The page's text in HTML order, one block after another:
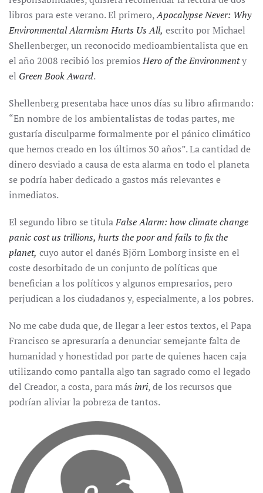
libros para este verano. El primero,Apocalypse Never: Why
Environmental Alarmism Hurts Us All, escrito por Michael
Shellenberger, un reconocido medioambientalista que en
el año 2008 recibió los premiosHero of the Environmenty
el Green Book Award.
Shellenberg presentaba hace unos días su libro afirmando:
“En nombre de los ambientalistas de todas partes, me
gustaría disculparme formalmente por el pánico climático
que hemos creado en los últimos 30 años”. La cantidad de
dinero desviado a causa de esta alarma en todo el planeta
se podría haber dedicado a gastos más relevantes e
inmediatos.
El segundo libro se titulaFalse Alarm: how climate change
panic cost us trillions, hurts the poor and fails to fix the
planet, cuyo autor el danés Björn Lomborg insiste en el
coste desorbitado de un conjunto de políticas que
benefician a los políticos y algunos empresarios, pero
perjudican a los ciudadanos y, especialmente, a los pobres.
No me cabe duda que, de llegar a leer estos textos, el Papa
Francisco se apresuraría a denunciar semejante falta de
humanidad y honestidad por parte de quienes hacen caja
utilizando como pantalla algo tan sagrado como el legado
del Creador, a costa, para más inri, de los recursos que
podrían aliviar la pobreza de tantos.